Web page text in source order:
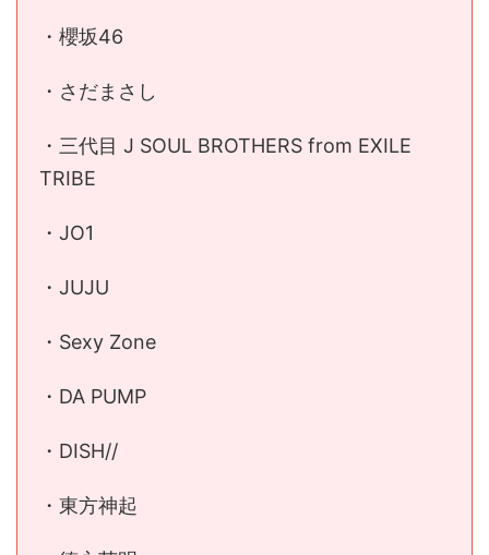
・櫻坂46
・さだまさし
・三代目 J SOUL BROTHERS from EXILE
TRIBE
・JO1
・JUJU
・Sexy Zone
・DA PUMP
・DISH//
・東方神起